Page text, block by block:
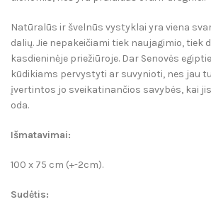
Natūralūs ir švelnūs vystyklai yra viena
dalių. Jie nepakeičiami tiek naujagimio, tiek
kasdieninėje priežiūroje. Dar Senovės
kūdikiams pervystyti ar suvynioti, nes jau
įvertintos jo sveikatinančios savybės, kai
oda.
Išmatavimai:
100 x 75 cm (+-2cm).
Sudėtis: